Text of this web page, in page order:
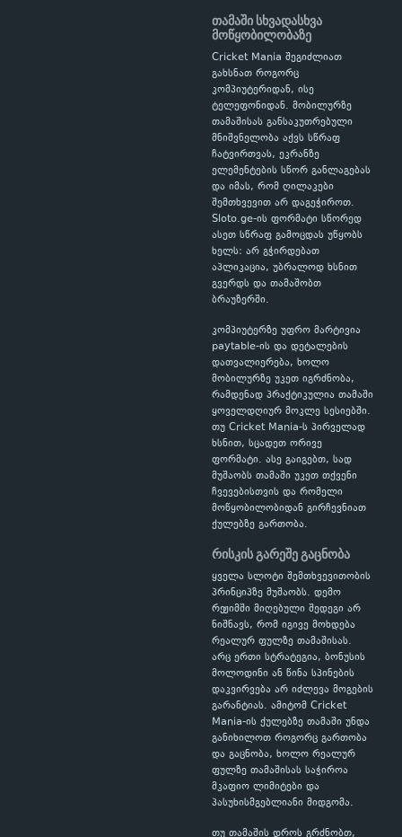
თამაში სხვადასხვა
მოწყობილობაზე
Cricket Mania შეგიძლიათ
გახსნათ როგორც
კომპიუტერიდან, ისე
ტელეფონიდან. მობილურზე
თამაშისას განსაკუთრებული
მნიშვნელობა აქვს სწრაფ
ჩატვირთვას, ეკრანზე
ელემენტების სწორ განლაგებას
და იმას, რომ ღილაკები
შემთხვევით არ დაგეჭიროთ.
Sloto.ge-ის ფორმატი სწორედ
ასეთ სწრაფ გამოცდას უწყობს
ხელს: არ გჭირდებათ
აპლიკაცია, უბრალოდ ხსნით
გვერდს და თამაშობთ
ბრაუზერში.
კომპიუტერზე უფრო მარტივია
paytable-ის და დეტალების
დათვალიერება, ხოლო
მობილურზე უკეთ იგრძნობა,
რამდენად პრაქტიკულია თამაში
ყოველდღიურ მოკლე სესიებში.
თუ Cricket Mania-ს პირველად
ხსნით, სცადეთ ორივე
ფორმატი. ასე გაიგებთ, სად
მუშაობს თამაში უკეთ თქვენი
ჩვევებისთვის და რომელი
მოწყობილობიდან გირჩევნიათ
ქულებზე გართობა.
რისკის გარეშე გაცნობა
ყველა სლოტი შემთხვევითობის
პრინციპზე მუშაობს. დემო
რეჟიმში მიღებული შედეგი არ
ნიშნავს, რომ იგივე მოხდება
რეალურ ფულზე თამაშისას.
არც ერთი სტრატეგია, ბონუსის
მოლოდინი ან წინა სპინების
დაკვირვება არ იძლევა მოგების
გარანტიას. ამიტომ Cricket
Mania-ის ქულებზე თამაში უნდა
განიხილოთ როგორც გართობა
და გაცნობა, ხოლო რეალურ
ფულზე თამაშისას საჭიროა
მკაფიო ლიმიტები და
პასუხისმგებლიანი მიდგომა.
თუ თამაშის დროს გრძნობთ,